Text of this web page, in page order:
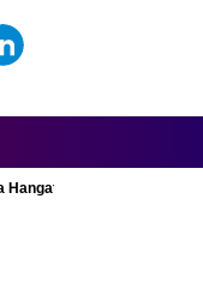
dan Nyaman